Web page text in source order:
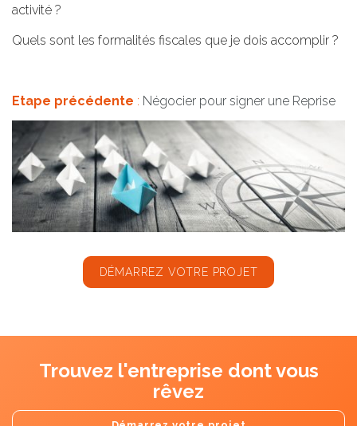
activité ?
Quels sont les formalités fiscales que je dois accomplir ?
Etape précédente : Négocier pour signer une Reprise
DÉMARREZ VOTRE PROJET
Trouvez l'entreprise dont vous
rêvez